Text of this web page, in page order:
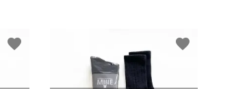
favorite favorite